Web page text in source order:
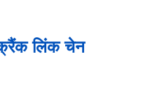
क्रैंक लिंक चेन